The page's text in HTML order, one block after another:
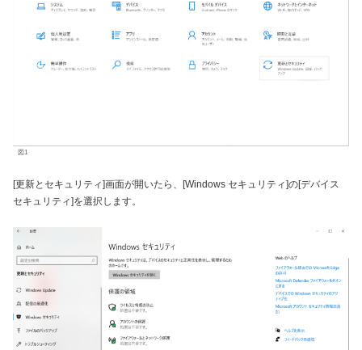
図1
[更新とセキュリティ]画面が開いたら、[Windows セキュリティ]の[デバイス
セキュリティ]を選択します。